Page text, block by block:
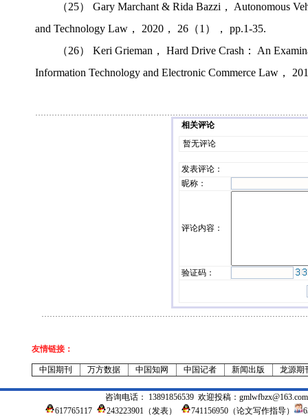
（25） Gary Marchant & Rida Bazzi， Autonomous
and Technology Law， 2020， 26（1）， pp.1-35.
（26） Keri Grieman， Hard Drive Crash： An
Information Technology and Electronic Commerce Law，
相关评论
暂无评论
发表评论 ：
昵称：
评论内容：
验证码：
友情链接：
中国期刊 万方数据 中国知网 中国记者 新闻出版 龙源期
咨询电话： 13891856539 欢迎投稿： gmlwfbzx@163.com
617765117
243223901 （发表） 741156950（论文写作指导）